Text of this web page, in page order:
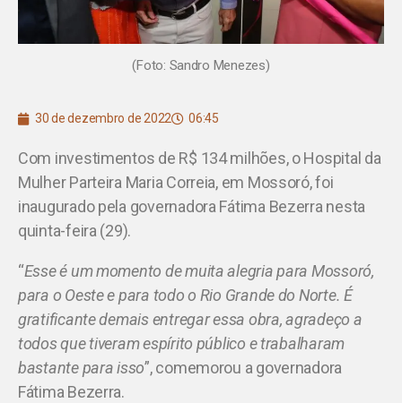
(Foto: Sandro Menezes)
30 de dezembro de 2022 06:45
Com investimentos de R$ 134 milhões, o Hospital da
Mulher Parteira Maria Correia, em Mossoró, foi
inaugurado pela governadora Fátima Bezerra nesta
quinta-feira (29).
“Esse é um momento de muita alegria para Mossoró,
para o Oeste e para todo o Rio Grande do Norte. É
gratificante demais entregar essa obra, agradeço a
todos que tiveram espírito público e trabalharam
bastante para isso”, comemorou a governadora
Fátima Bezerra.